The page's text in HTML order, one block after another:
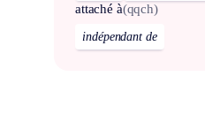
attaché à(qqch)
indépendant de